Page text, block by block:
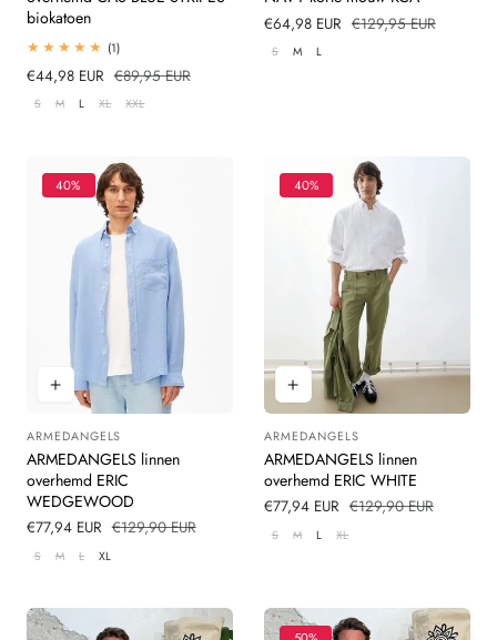
biokatoen
(1)1
beoordelingen
Verkoopprijs
€44,98 EUR Normale
prijs
€89,95 EUR
S M L XL XXL
Verkoopprijs
€64,98 EUR Normale
€129,95 EUR
S M L
40%
Leverancier:
ARMEDANGELS
ARMEDANGELS linnen
overhemd ERIC
WEDGEWOOD
Verkoopprijs
€77,94 EUR Normale
€129,90 EUR
S M L XL
40%
Leverancier:
ARMEDANGELS
ARMEDANGELS linnen
overhemd ERIC WHITE
Verkoopprijs
€77,94 EUR Normale
€129,90 EUR
S M L XL